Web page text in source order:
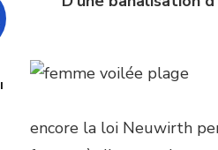
encore la loi Neuwirth